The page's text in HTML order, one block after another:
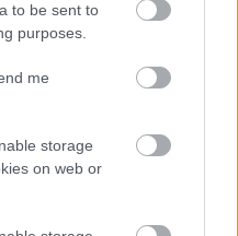
to be sent to
purposes.
me
storage
on web or
az 5. blokk új
felülvizsgálat